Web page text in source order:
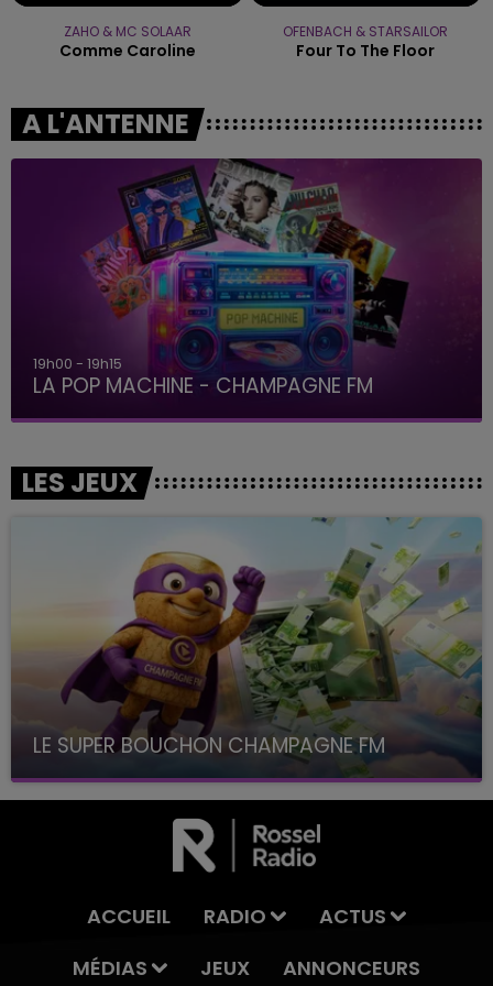
ZAHO & MC SOLAAR
Comme Caroline
OFENBACH & STARSAILOR
Four To The Floor
A L'ANTENNE
19h00 - 19h15
LA POP MACHINE - CHAMPAGNE FM
LES JEUX
LE SUPER BOUCHON CHAMPAGNE FM
avec La Famille Champagne FM, à 8H10
ACCUEIL RADIO
ACTUS
MÉDIAS
JEUX ANNONCEURS